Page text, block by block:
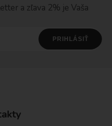
a zľava 2% je Vaša